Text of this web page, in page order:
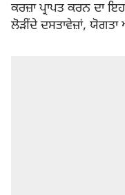
ਕਰਜ਼ਾ ਪ੍ਰਾਪਤ ਕਰਨ ਦਾ
ਲੋੜੀਂਦੇ ਦਸਤਾਵੇਜ਼ਾਂ,